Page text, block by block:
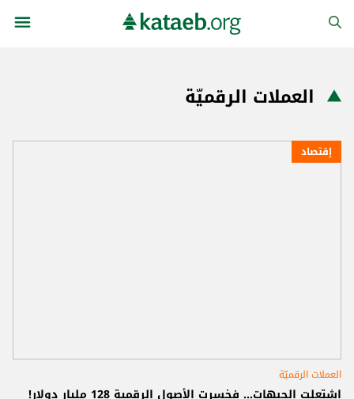
العملات الرقميّة
إقتصاد
العملات الرقميّة